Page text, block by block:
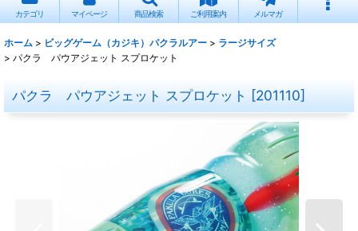
カテゴリ マイページ 商品検索 ご利用案内 メルマガ
ホーム > ビッグゲーム（カジキ）パクラルアー > ラージサイズ
> パクラ パウアジェット スプロケット
パクラ パウアジェット スプロケット [201110]